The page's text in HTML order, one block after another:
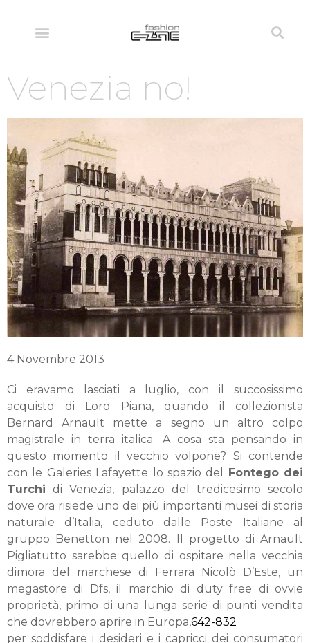
Venezia no!
4 Novembre 2013
Ci eravamo lasciati a luglio, con il succosissimo
acquisto di Loro Piana, quando il collezionista
Bernard Arnault mette a segno un altro colpo
magistrale in terra italica. A cosa sta pensando in
questo momento il vecchio volpone? Si contende
con le Galeries Lafayette lo spazio del Fontego dei
Turchi di Venezia, palazzo del tredicesimo secolo
dove ora risiede uno dei più importanti musei di storia
naturale d’Italia, ceduto dalle Poste Italiane al
gruppo Benetton nel 2008. Il progetto di Arnault
Pigliatutto sarebbe quello di ospitare nella vecchia
dimora del marchese di Ferrara Nicolò D’Este, un
megastore di Dfs, il marchio di duty free di ovvie
proprietà, primo di una lunga serie di punti vendita
che dovrebbero aprire in Europa,642-832
per soddisfare i desideri e i capricci dei consumatori